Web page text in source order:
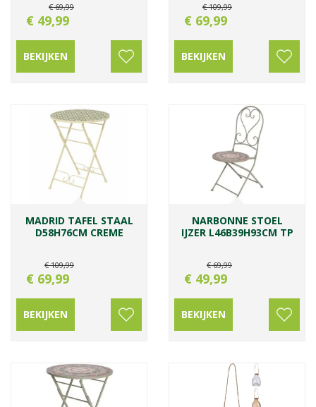
€ 69,99
€ 49,99
BEKIJKEN
€ 109,99
€ 69,99
BEKIJKEN
MADRID TAFEL STAAL
D58H76CM CREME
€ 109,99
€ 69,99
BEKIJKEN
NARBONNE STOEL
IJZER L46B39H93CM TP
€ 69,99
€ 49,99
BEKIJKEN